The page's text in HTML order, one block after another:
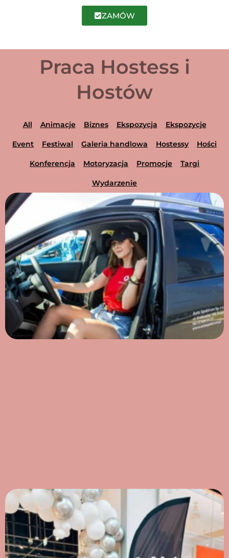
ZAMÓW
Praca Hostess i
Hostów
All Animacje Biznes Ekspozycja Ekspozycje
Event Festiwal Galeria handlowa Hostessy Hości
Konferencja Motoryzacja Promocje Targi
Wydarzenie